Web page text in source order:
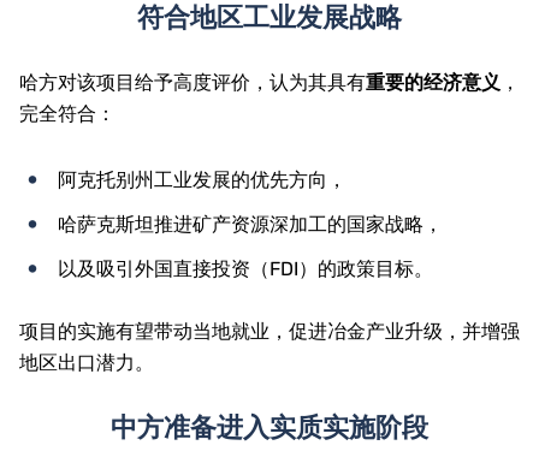
符合地区工业发展战略
哈方对该项目给予高度评价，认为其具有重要的经济意义 ，
完全符合：
阿克托别州工业发展的优先方向，
哈萨克斯坦推进矿产资源深加工的国家战略，
以及吸引外国直接投资（FDI）的政策目标。
项目的实施有望带动当地就业，促进冶金产业升级，并增强
地区出口潜力。
中方准备进入实质实施阶段